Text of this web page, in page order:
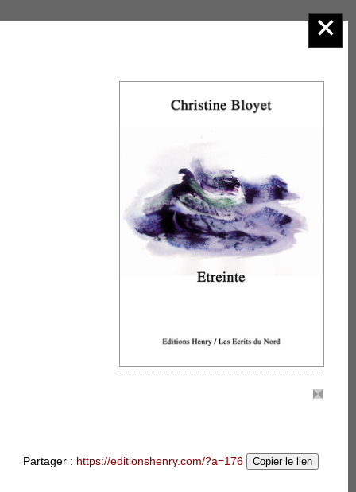
2.Poésie
l'agenda
Consulter la
rubrique
Manifestationset
venez nous
retrouver dans
les salons du
livre et les
de vous
Partager : https://editionshenry.com/?a=176 Copier le lien